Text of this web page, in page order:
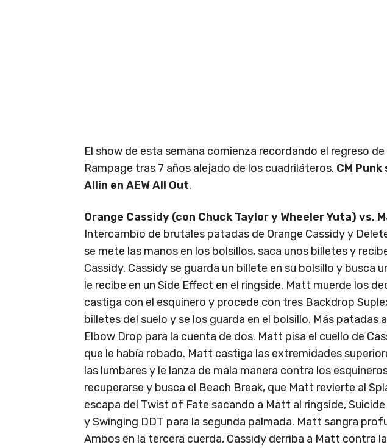
El show de esta semana comienza recordando el regreso de
Rampage tras 7 años alejado de los cuadriláteros. CM
Allin en AEW All Out.
Orange Cassidy (con Chuck Taylor y Wheeler Yuta) vs.
Intercambio de brutales patadas de Orange Cassidy y
se mete las manos en los bolsillos, saca unos billetes y
Cassidy. Cassidy se guarda un billete en su bolsillo y busca
le recibe en un Side Effect en el ringside. Matt muerde los
castiga con el esquinero y procede con tres Backdrop
billetes del suelo y se los guarda en el bolsillo. Más patadas
Elbow Drop para la cuenta de dos. Matt pisa el cuello de
que le había robado. Matt castiga las extremidades
las lumbares y le lanza de mala manera contra los
recuperarse y busca el Beach Break, que Matt revierte al
escapa del Twist of Fate sacando a Matt al ringside,
y Swinging DDT para la segunda palmada. Matt sangra
Ambos en la tercera cuerda, Cassidy derriba a Matt contra